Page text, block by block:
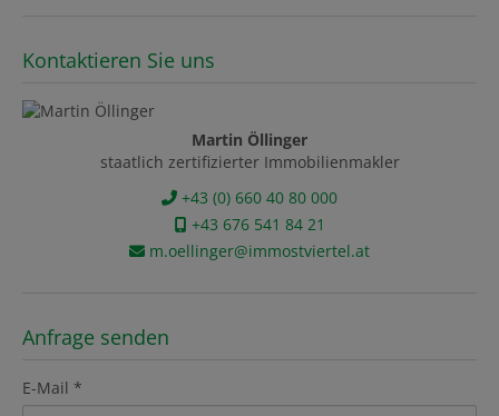
Kontaktieren Sie uns
Martin Öllinger
staatlich zertifizierter Immobilienmakler
+43 (0) 660 40 80 000
+43 676 541 84 21
m.oellinger@immostviertel.at
Anfrage senden
E-Mail